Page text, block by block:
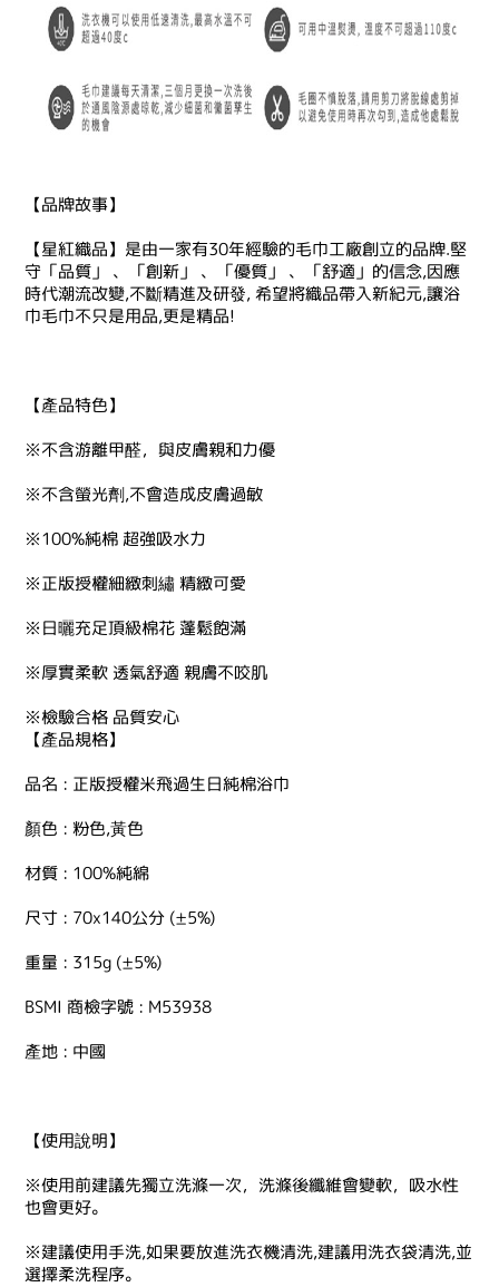
【品牌故事】
【星紅織品】是由一家有30年經驗的毛巾工廠創立的品牌.堅
守「品質」 、「創新」 、「優質」 、「舒適」的信念,因應
時代潮流改變,不斷精進及研發, 希望將織品帶入新紀元,讓浴
巾毛巾不只是用品,更是精品!
【產品特色】
※不含游離甲醛，與皮膚親和力優
※不含螢光劑,不會造成皮膚過敏
※100%純棉 超強吸水力
※正版授權細緻刺繡 精緻可愛
※日曬充足頂級棉花 蓬鬆飽滿
※厚實柔軟 透氣舒適 親膚不咬肌
※檢驗合格 品質安心
【產品規格】
品名 : 正版授權米飛過生日純棉浴巾
顏色 : 粉色,黃色
材質 : 100%純綿
尺寸 : 70x140公分 (±5%)
重量 : 315g (±5%)
BSMI 商檢字號 : M53938
產地 : 中國
【使用說明】
※使用前建議先獨立洗滌一次，洗滌後纖維會變軟，吸水性
也會更好。
※建議使用手洗,如果要放進洗衣機清洗,建議用洗衣袋清洗,並
選擇柔洗程序。